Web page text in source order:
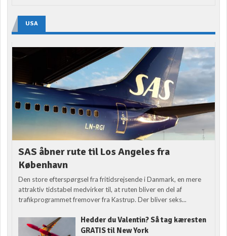
USA
SAS åbner rute til Los Angeles fra
København
Den store efterspørgsel fra fritidsrejsende i Danmark, en mere
attraktiv tidstabel medvirker til, at ruten bliver en del af
trafikprogrammet fremover fra Kastrup. Der bliver seks...
Hedder du Valentin? Så tag kæresten
GRATIS til New York